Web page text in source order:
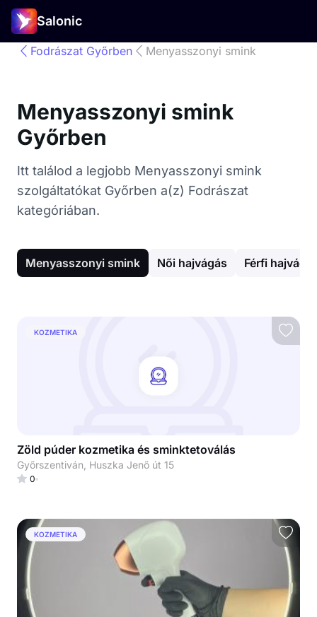
Salonic
Fodrászat Győrben Menyasszonyi smink
Menyasszonyi smink
Győrben
Itt találod a legjobb Menyasszonyi smink
szolgáltatókat Győrben a(z) Fodrászat
kategóriában.
Menyasszonyi smink Női hajvágás Férfi
KOZMETIKA
Zöld púder kozmetika és sminktetoválás
Győrszentiván, Huszka Jenő út 15
0
KOZMETIKA